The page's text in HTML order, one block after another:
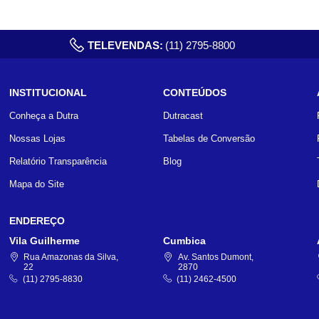
TELEVENDAS: (11) 2795-8800
INSTITUCIONAL
Conheça a Dutra
Nossas Lojas
Relatório Transparência
Mapa do Site
CONTEÚDOS
Dutracast
Tabelas de Conversão
Blog
ENDEREÇO
Vila Guilherme
Rua Amazonas da Silva,
22
(11) 2795-8830
Cumbica
Av. Santos Dumont,
2870
(11) 2462-4500